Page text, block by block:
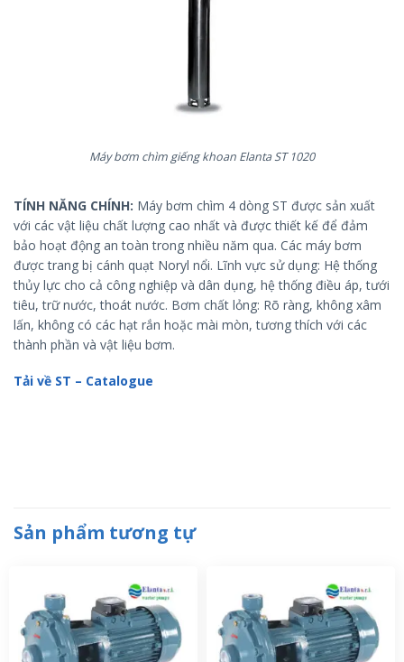
Máy bơm chìm giếng khoan Elanta ST 1020
TÍNH NĂNG CHÍNH: Máy bơm chìm 4 dòng ST được sản xuất
với các vật liệu chất lượng cao nhất và được thiết kế để đảm
bảo hoạt động an toàn trong nhiều năm qua. Các máy bơm
được trang bị cánh quạt Noryl nổi. Lĩnh vực sử dụng: Hệ thống
thủy lực cho cả công nghiệp và dân dụng, hệ thống điều áp, tưới
tiêu, trữ nước, thoát nước. Bơm chất lỏng: Rõ ràng, không xâm
lấn, không có các hạt rắn hoặc mài mòn, tương thích với các
thành phần và vật liệu bơm.
Tải về ST – Catalogue
Sản phẩm tương tự